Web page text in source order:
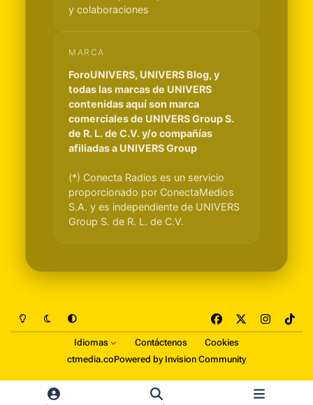
y colaboraciones
MARCA
ForoUNIVERS, UNIVERS Blog, y
todas las marcas de UNIVERS
contenidas aquí son marca
comerciales de UNIVERS Group S.
de R. L. de C.V. y/o compañías
afiliadas a UNIVERS Group
(*) Conecta Radios es un servicio
proporcionado por ConectaMedios
S.A. y es independiente de UNIVERS
Group S. de R. L. de C.V.
Light ModeDark ModeSystem Preference
a
c
e
b
n
a
g
i
o
Idiomas Contáctenos
Cookies
ctmedia.coPowered by Invision Community